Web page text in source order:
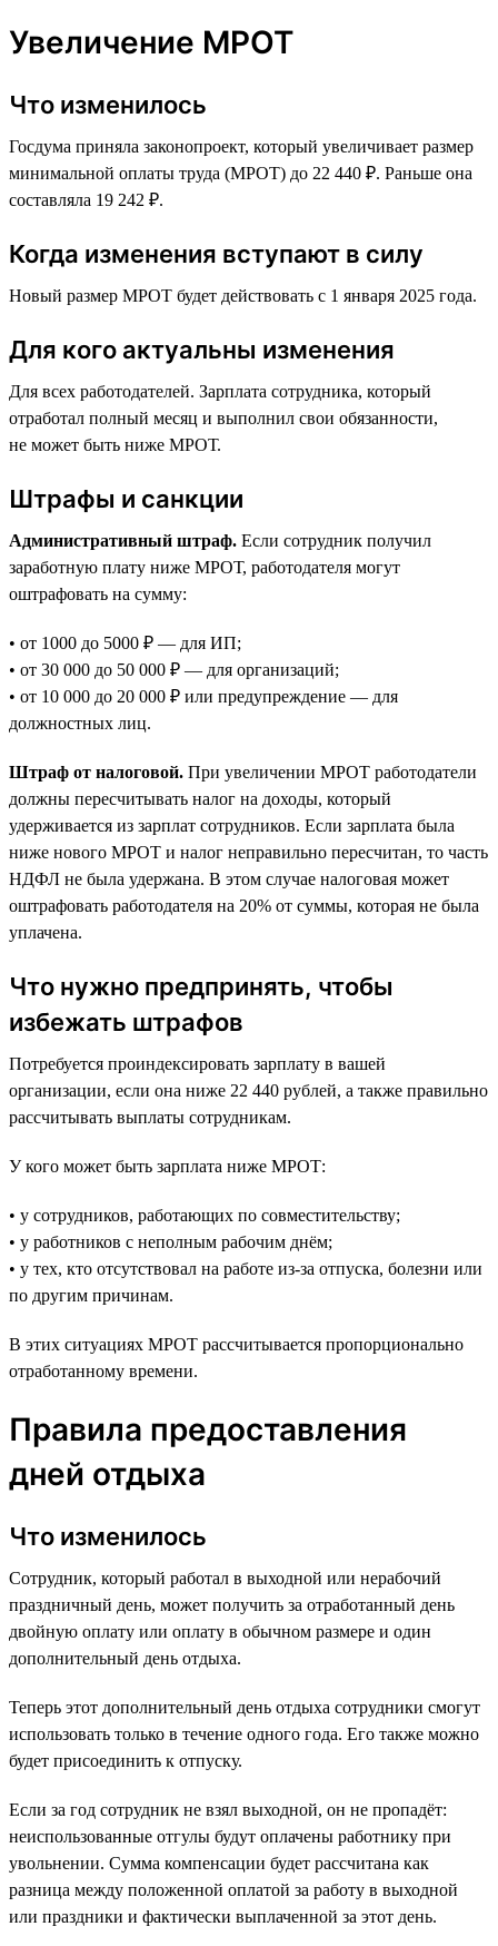
Увеличение МРОТ
Что изменилось
Госдума приняла законопроект, который увеличивает размер
минимальной оплаты труда (МРОТ) до 22 440 ₽. Раньше она
составляла 19 242 ₽.
Когда изменения вступают в силу
Новый размер МРОТ будет действовать с 1 января 2025 года.
Для кого актуальны изменения
Для всех работодателей. Зарплата сотрудника, который
отработал полный месяц и выполнил свои обязанности,
не может быть ниже МРОТ.
Штрафы и санкции
Административный штраф. Если сотрудник получил
заработную плату ниже МРОТ, работодателя могут
оштрафовать на сумму:
• от 1000 до 5000 ₽ — для ИП;
• от 30 000 до 50 000 ₽ — для организаций;
• от 10 000 до 20 000 ₽ или предупреждение — для
должностных лиц.
Штраф от налоговой. При увеличении МРОТ работодатели
должны пересчитывать налог на доходы, который
удерживается из зарплат сотрудников. Если зарплата была
ниже нового МРОТ и налог неправильно пересчитан, то часть
НДФЛ не была удержана. В этом случае налоговая может
оштрафовать работодателя на 20% от суммы, которая не была
уплачена.
Что нужно предпринять, чтобы
избежать штрафов
Потребуется проиндексировать зарплату в вашей
организации, если она ниже 22 440 рублей, а также правильно
рассчитывать выплаты сотрудникам.
У кого может быть зарплата ниже МРОТ:
• у сотрудников, работающих по совместительству;
• у работников с неполным рабочим днём;
• у тех, кто отсутствовал на работе из-за отпуска, болезни или
по другим причинам.
В этих ситуациях МРОТ рассчитывается пропорционально
отработанному времени.
Правила предоставления
дней отдыха
Что изменилось
Сотрудник, который работал в выходной или нерабочий
праздничный день, может получить за отработанный день
двойную оплату или оплату в обычном размере и один
дополнительный день отдыха.
Теперь этот дополнительный день отдыха сотрудники смогут
использовать только в течение одного года. Его также можно
будет присоединить к отпуску.
Если за год сотрудник не взял выходной, он не пропадёт:
неиспользованные отгулы будут оплачены работнику при
увольнении. Сумма компенсации будет рассчитана как
разница между положенной оплатой за работу в выходной
или праздники и фактически выплаченной за этот день.